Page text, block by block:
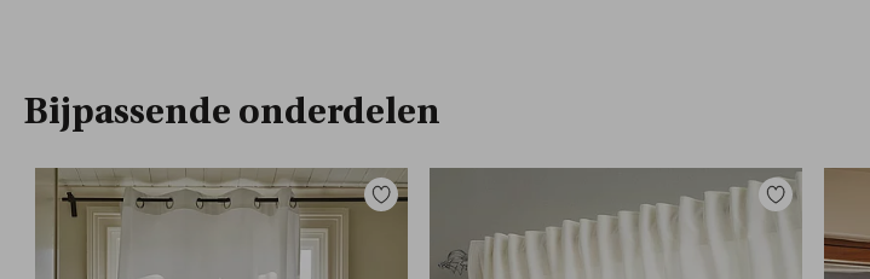
Bijpassende onderdelen
Toevoegen
Toevoegen
favorieten